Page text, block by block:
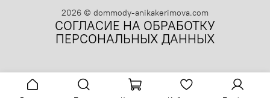
2026 © dommody-anikakerimova.com
СОГЛАСИЕ НА ОБРАБОТКУ
ПЕРСОНАЛЬНЫХ ДАННЫХ